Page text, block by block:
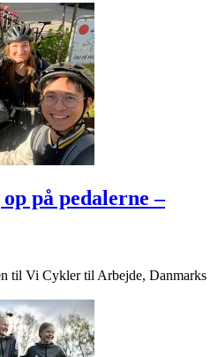
på pedalerne –
til Vi Cykler til Arbejde, Danmarks